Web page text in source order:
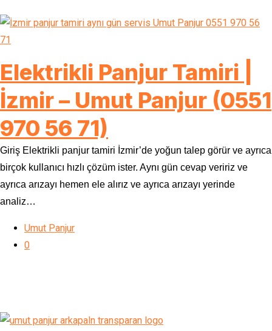
Elektrikli Panjur Tamiri |
İzmir – Umut Panjur (0551
970 56 71)
Giriş Elektrikli panjur tamiri İzmir’de yoğun talep görür ve ayrıca
birçok kullanıcı hızlı çözüm ister. Aynı gün cevap veririz ve
ayrıca arızayı hemen ele alırız ve ayrıca arızayı yerinde
analiz…
Umut Panjur
0